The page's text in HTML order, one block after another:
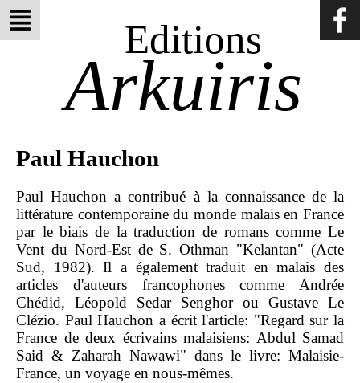
Editions
Arkuiris
Paul Hauchon
Paul Hauchon a contribué à la connaissance de la
littérature contemporaine du monde malais en France
par le biais de la traduction de romans comme Le
Vent du Nord-Est de S. Othman "Kelantan" (Acte
Sud, 1982). Il a également traduit en malais des
articles d'auteurs francophones comme Andrée
Chédid, Léopold Sedar Senghor ou Gustave Le
Clézio. Paul Hauchon a écrit l'article: "Regard sur la
France de deux écrivains malaisiens: Abdul Samad
Said & Zaharah Nawawi" dans le livre: Malaisie-
France, un voyage en nous-mêmes.